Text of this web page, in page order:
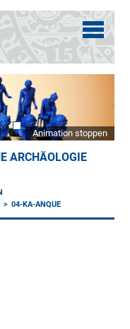
Animation stoppen
ARCHÄOLOGIE
04-KA-ANQUE